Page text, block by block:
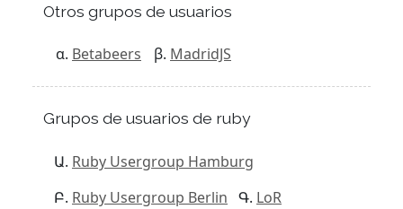
Otros grupos de usuarios
Betabeers MadridJS
Grupos de usuarios de ruby
Ruby Usergroup Hamburg
Ruby Usergroup Berlin
LoR